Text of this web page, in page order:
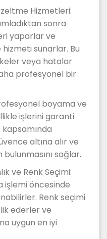
Hizmetleri:
sonra
yaparlar ve
sunarlar. Bu
veya hatalar
profesyonel bir
boyama ve
işlerini garanti
altına alır ve
sağlar.
ve Renk Seçimi:
işlemi öncesinde
Renk seçimi
ederler ve
uygun en iyi